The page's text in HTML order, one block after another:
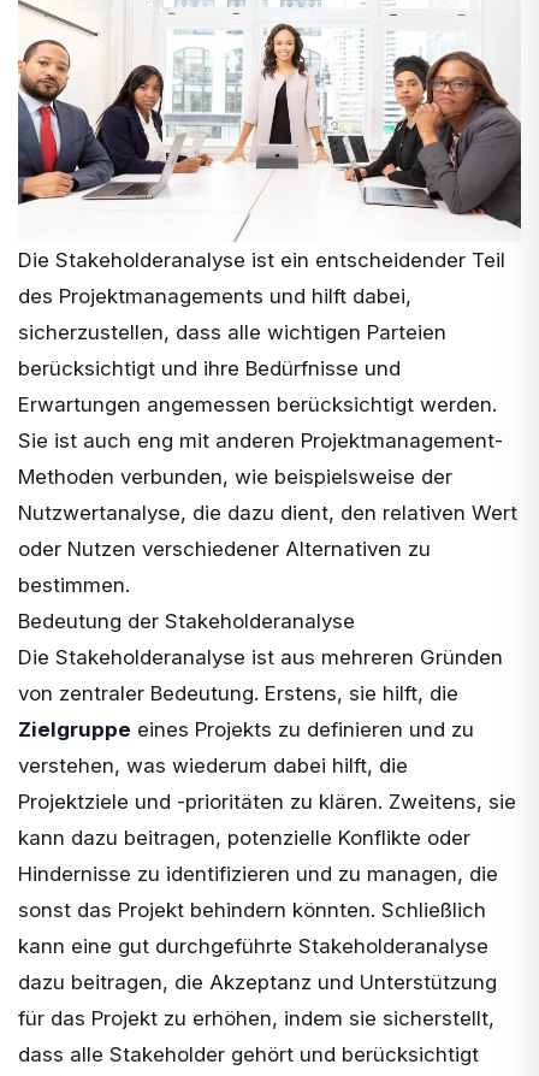
Die Stakeholderanalyse ist ein entscheidender Teil
des Projektmanagements und hilft dabei,
sicherzustellen, dass alle wichtigen Parteien
berücksichtigt und ihre Bedürfnisse und
Erwartungen angemessen berücksichtigt werden.
Sie ist auch eng mit anderen Projektmanagement-
Methoden verbunden, wie beispielsweise der
Nutzwertanalyse, die dazu dient, den relativen Wert
oder Nutzen verschiedener Alternativen zu
bestimmen.
Bedeutung der Stakeholderanalyse
Die Stakeholderanalyse ist aus mehreren Gründen
von zentraler Bedeutung. Erstens, sie hilft, die
Zielgruppe eines Projekts zu definieren und zu
verstehen, was wiederum dabei hilft, die
Projektziele und -prioritäten zu klären. Zweitens, sie
kann dazu beitragen, potenzielle Konflikte oder
Hindernisse zu identifizieren und zu managen, die
sonst das Projekt behindern könnten. Schließlich
kann eine gut durchgeführte Stakeholderanalyse
dazu beitragen, die Akzeptanz und Unterstützung
für das Projekt zu erhöhen, indem sie sicherstellt,
dass alle Stakeholder gehört und berücksichtigt